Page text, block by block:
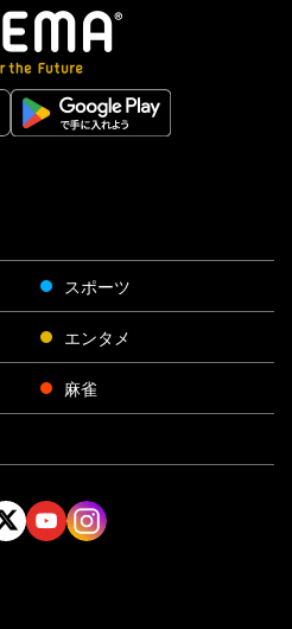
スポーツ
エンタメ
麻雀